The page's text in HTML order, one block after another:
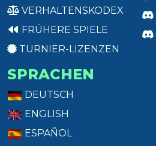
VERHALTENSKODEX
FRÜHERE SPIELE
TURNIER-LIZENZEN
SPRACHEN
DEUTSCH
ENGLISH
ESPAÑOL